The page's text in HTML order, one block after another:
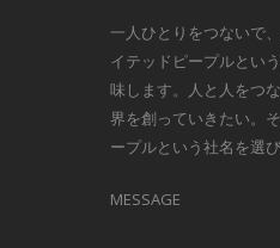
一人ひとりをつないで
イテッドピープルとい
味します。人と人をつ
界を創っていきたい。
ープルという社名を選び
MESSAGE